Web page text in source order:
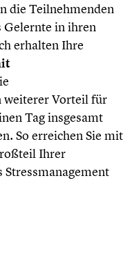
die Teilnehmenden
in ihren
erhalten Ihre
weiterer Vorteil für
Tag insgesamt
So erreichen Sie mit
Ihrer